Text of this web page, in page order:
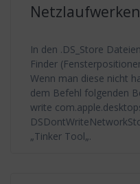
Netzlaufwerken
In den .DS_Store
Finder
Wenn man diese nicht
dem Befehl folgenden
write
„Tinker Tool„.